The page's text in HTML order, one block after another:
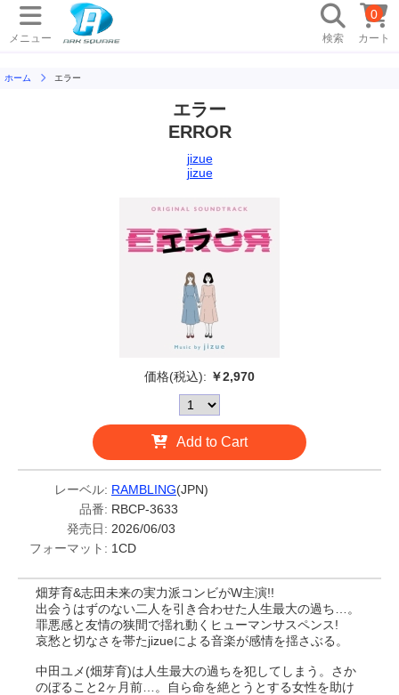
メニュー 検索 カート
0
ホーム エラー
エラー
ERROR
jizue
jizue
価格(税込): ￥2,970
Add to Cart
レーベル: RAMBLING(JPN)
品番: RBCP-3633
発売日: 2026/06/03
フォーマット: 1CD
畑芽育&志田未来の実力派コンビがW主演!!
出会うはずのない二人を引き合わせた人生最大の過ち…。
罪悪感と友情の狭間で揺れ動くヒューマンサスペンス!
哀愁と切なさを帯たjizueによる音楽が感情を揺さぶる。
中田ユメ(畑芽育)は人生最大の過ちを犯してしまう。さか
のぼること2ヶ月前…。自ら命を絶とうとする女性を助け